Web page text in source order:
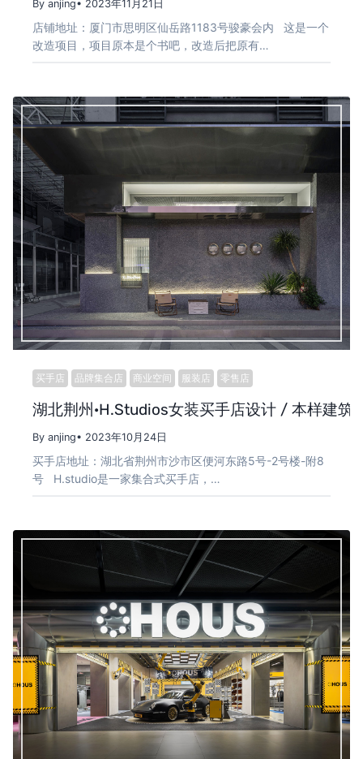
By anjing• 2023年11月21日
店铺地址：厦门市思明区仙岳路1183号骏豪会内 这是一个
改造项目，项目原本是个书吧，改造后把原有…
买手店 品牌集合店 商业空间 服装店 零售店
湖北荆州·H.Studios女装买手店设计 / 本样建筑
By anjing• 2023年10月24日
买手店地址：湖北省荆州市沙市区便河东路5号-2号楼-附8
号 H.studio是一家集合式买手店，…